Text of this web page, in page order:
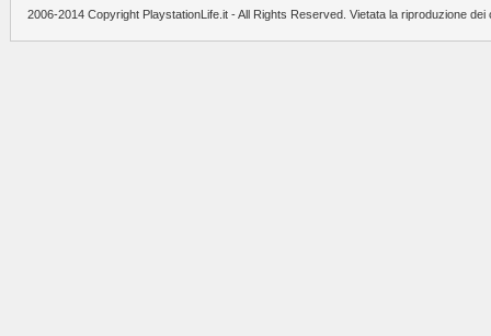
2006-2014 Copyright PlaystationLife.it - All Rights Reserved. Vietata la riproduzione dei